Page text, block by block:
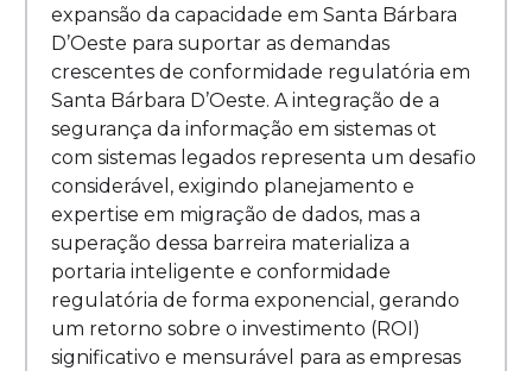
expansão da capacidade em Santa Bárbara
D’Oeste para suportar as demandas
crescentes de conformidade regulatória em
Santa Bárbara D’Oeste. A integração de a
segurança da informação em sistemas ot
com sistemas legados representa um desafio
considerável, exigindo planejamento e
expertise em migração de dados, mas a
superação dessa barreira materializa a
portaria inteligente e conformidade
regulatória de forma exponencial, gerando
um retorno sobre o investimento (ROI)
significativo e mensurável para as empresas